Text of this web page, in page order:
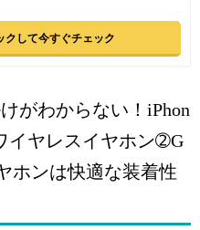
クして今すぐチェック
がわからない！iPhon
イヤレスイヤホン➁G
ホンは快適な装着性